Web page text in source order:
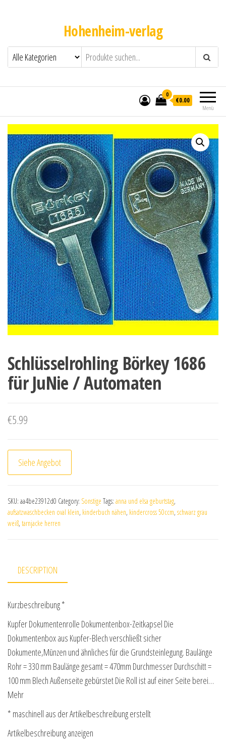
Hohenheim-verlag
Menü
0
€0.00
Schlüsselrohling Börkey 1686
für JuNie / Automaten
€5.99
Siehe Angebot
SKU: aa4be23912d0 Category: Sonstige Tags: anna und elsa geburtstag,
aufsatzwaschbecken oval klein, kinderbuch nähen, kindercross 50ccm, schwarz grau
weiß, tarnjacke herren
DESCRIPTION
Kurzbeschreibung *
Kupfer Dokumentenrolle Dokumentenbox-Zeitkapsel Die
Dokumentenbox aus Kupfer-Blech verschließt sicher
Dokumente,Münzen und ähnliches für die Grundsteinlegung. Baulänge
Rohr = 330 mm Baulänge gesamt = 470mm Durchmesser Durchschitt =
100 mm Blech Außenseite gebürstet Die Roll ist auf einer Seite berei…
Mehr
* maschinell aus der Artikelbeschreibung erstellt
Artikelbeschreibung anzeigen